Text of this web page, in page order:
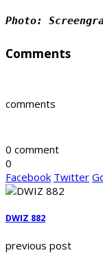
Photo:
Comments
comments
0 comment
0
Facebook Twitter
DWIZ 882
previous post